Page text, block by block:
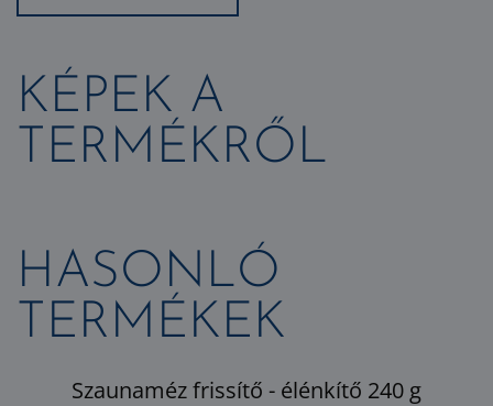
KÉPEK A
TERMÉKRŐL
HASONLÓ
TERMÉKEK
Szaunaméz frissítő - élénkítő 240 g